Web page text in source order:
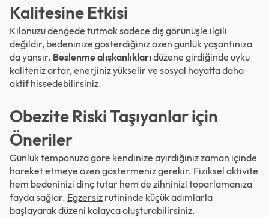
Kalitesine Etkisi
Kilonuzu dengede tutmak sadece dış görünüşle ilgili
değildir, bedeninize gösterdiğiniz özen günlük yaşantınıza
da yansır. Beslenme alışkanlıkları düzene girdiğinde uyku
kaliteniz artar, enerjiniz yükselir ve sosyal hayatta daha
aktif hissedebilirsiniz.
Obezite Riski Taşıyanlar için
Öneriler
Günlük temponuza göre kendinize ayırdığınız zaman içinde
hareket etmeye özen göstermeniz gerekir. Fiziksel aktivite
hem bedeninizi dinç tutar hem de zihninizi toparlamanıza
fayda sağlar. Egzersiz rutininde küçük adımlarla
başlayarak düzeni kolayca oluşturabilirsiniz.